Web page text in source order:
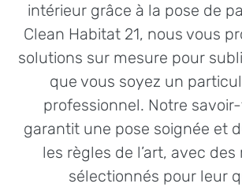
intérieur grâce à la pose de
Clean Habitat 21, nous vous
solutions sur mesure pour
que vous soyez un
professionnel. Notre
garantit une pose soignée et
les règles de l’art, avec
sélectionnés pour leur